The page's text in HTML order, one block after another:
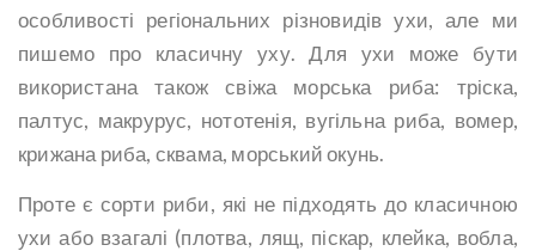
особливості регіональних різновидів ухи, але ми
пишемо про класичну уху. Для ухи може бути
використана також свіжа морська риба: тріска,
палтус, макрурус, нототенія, вугільна риба, вомер,
крижана риба, сквама, морський окунь.
Проте є сорти риби, які не підходять до класичною
ухи або взагалі (плотва, лящ, піскар, клейка, вобла,